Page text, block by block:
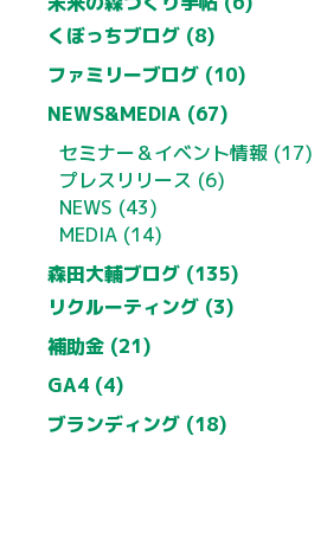
くぼっちブログ (8)
ファミリーブログ (10)
NEWS&MEDIA (67)
セミナー＆イベント情報 (17)
プレスリリース (6)
NEWS (43)
MEDIA (14)
森田大輔ブログ (135)
リクルーティング (3)
補助金 (21)
GA4 (4)
ブランディング (18)